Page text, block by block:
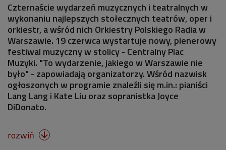
Czternaście wydarzeń muzycznych i teatralnych w
wykonaniu najlepszych stołecznych teatrów, oper i
orkiestr, a wśród nich Orkiestry Polskiego Radia w
Warszawie. 19 czerwca wystartuje nowy, plenerowy
festiwal muzyczny w stolicy - Centralny Plac
Muzyki. "To wydarzenie, jakiego w Warszawie nie
było" - zapowiadają organizatorzy. Wśród nazwisk
ogłoszonych w programie znaleźli się m.in.: pianiści
Lang Lang i Kate Liu oraz sopranistka Joyce
DiDonato.
rozwiń 